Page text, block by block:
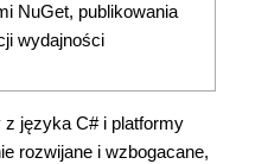
NuGet, publikowania
wydajności
języka C# i platformy
rozwijane i wzbogacane,